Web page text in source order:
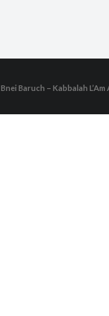
Bnei Baruch – Kabbalah